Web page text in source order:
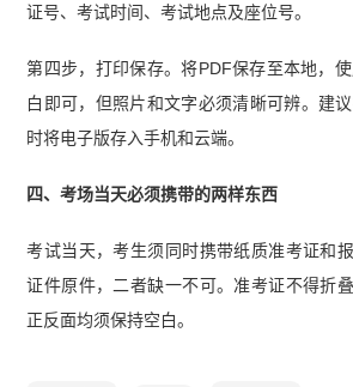
证号、考试时间、考试地点及座位号。
第四步，打印保存。将PDF保存至本地，
白即可，但照片和文字必须清晰可辨。建
时将电子版存入手机和云端。
四、考场当天必须携带的两样东西
考试当天，考生须同时携带纸质准考证和
证件原件，二者缺一不可。准考证不得折
正反面均须保持空白。